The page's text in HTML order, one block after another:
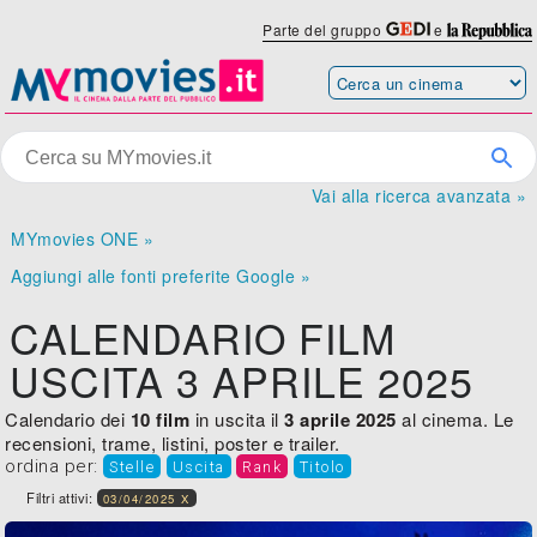
Parte del gruppo e
Vai alla ricerca avanzata »
MYmovies ONE »
Aggiungi alle fonti preferite Google »
CALENDARIO FILM
USCITA 3 APRILE 2025
Calendario dei 10 film in uscita il3 aprile 2025 al cinema. Le
recensioni, trame, listini, poster e trailer.
ordina per: Stelle Uscita Rank Titolo
Filtri attivi: 03/04/2025 X